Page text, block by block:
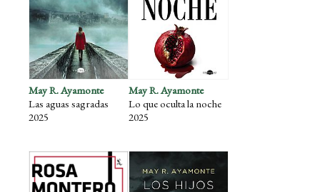
May R. Ayamonte
Las aguas sagradas
2025
May R. Ayamonte
Lo que oculta la noche
2025